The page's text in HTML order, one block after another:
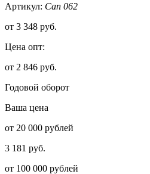
Артикул: Сап 062
от 3 348 руб.
Цена опт:
от 2 846 руб.
Годовой оборот
Ваша цена
от 20 000 рублей
3 181 руб.
от 100 000 рублей